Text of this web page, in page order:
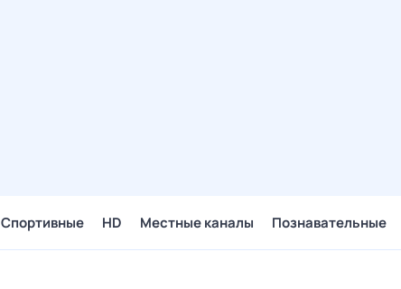
Спортивные HD Местные каналы Познавательные